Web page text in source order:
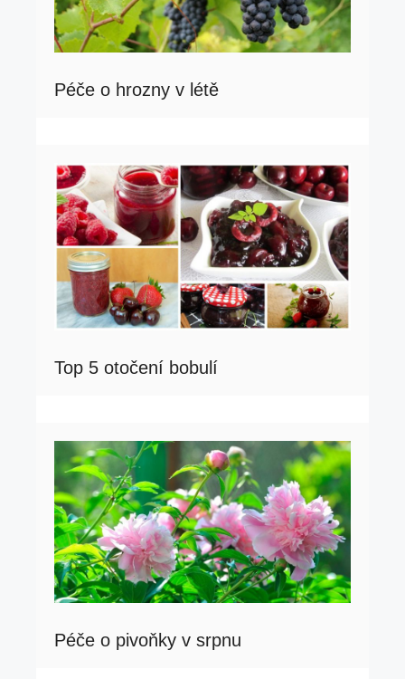
Péče o hrozny v létě
Top 5 otočení bobulí
Péče o pivoňky v srpnu